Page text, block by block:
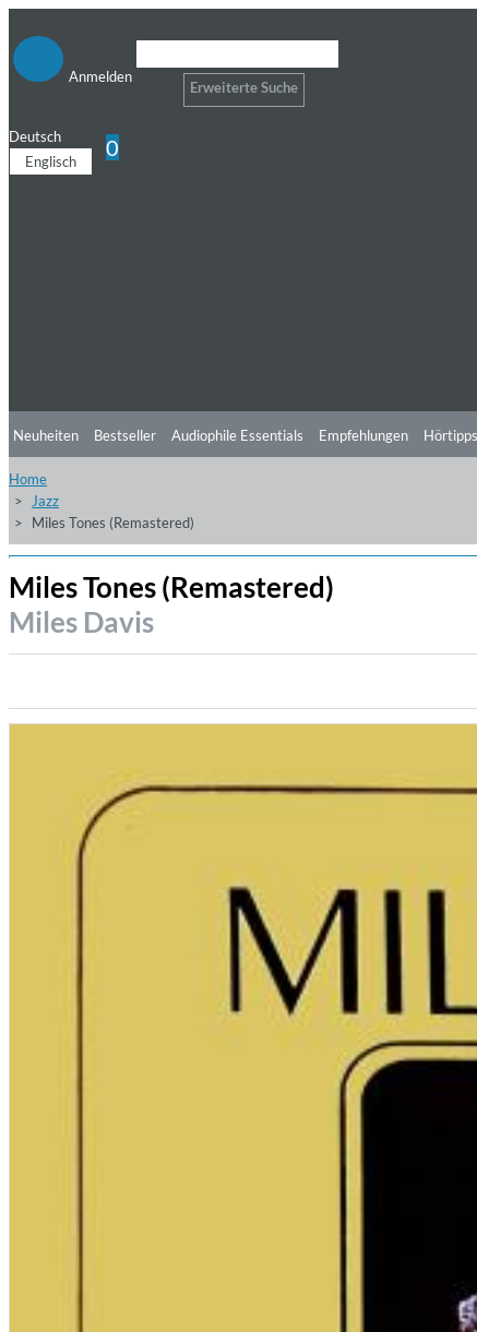
Anmelden
Erweiterte Suche
Deutsch
Englisch
0
Neuheiten Bestseller Audiophile Essentials Empfehlungen Hörtipps
Home
Jazz
Miles Tones (Remastered)
Miles Tones (Remastered)
Miles Davis